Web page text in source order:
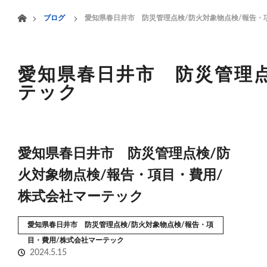
HOME 業務案内
ブログ
愛知県春日井市 防災管理点検/防火対象物点検/報告・
愛知県春日井市 防災管理
テック
愛知県春日井市 防災管理点検/防
火対象物点検/報告・項目・費用/
株式会社マーテック
愛知県春日井市 防災管理点検/防火対象物点検/報告・項
目・費用/株式会社マーテック
2024.5.15